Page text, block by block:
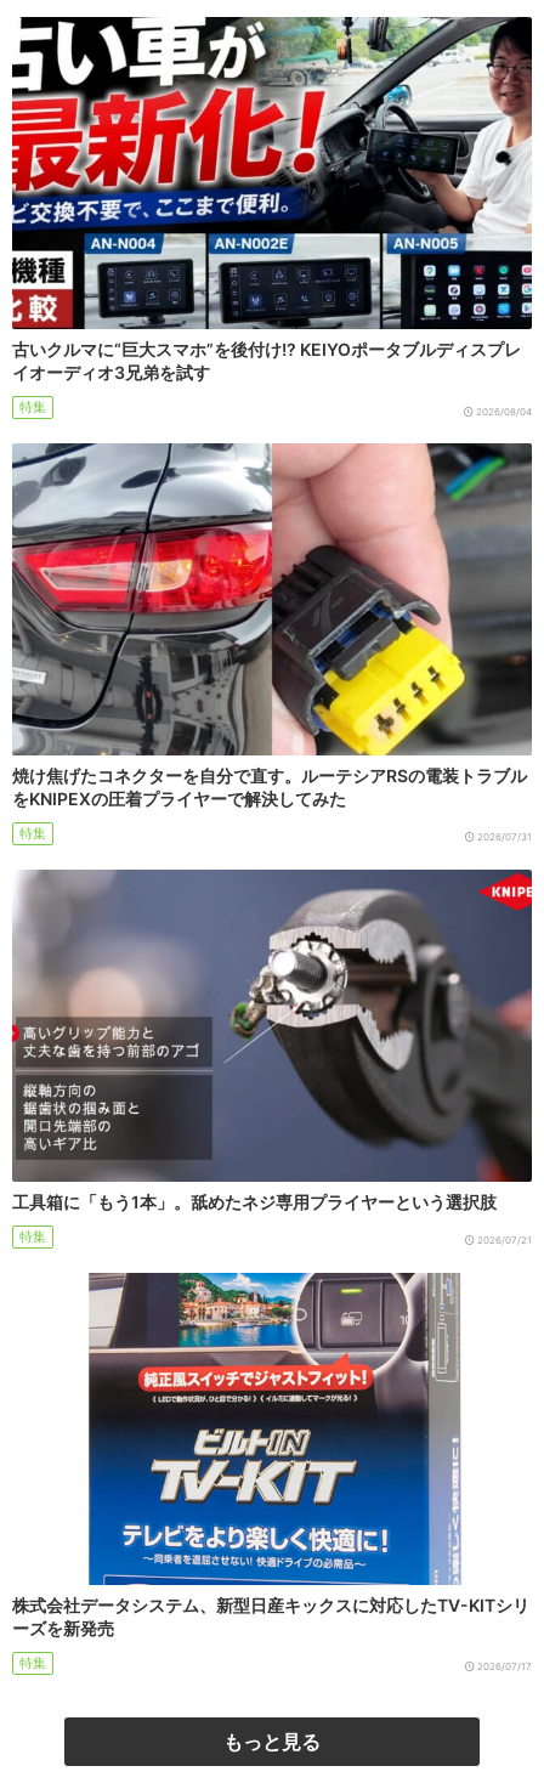
古いクルマに“巨大スマホ”を後付け!? KEIYOポータブルディスプレ
イオーディオ3兄弟を試す
特集 2026/08/04
焼け焦げたコネクターを自分で直す。ルーテシアRSの電装トラブル
をKNIPEXの圧着プライヤーで解決してみた
特集 2026/07/31
工具箱に「もう1本」。舐めたネジ専用プライヤーという選択肢
特集 2026/07/21
株式会社データシステム、新型日産キックスに対応したTV-KITシリ
ーズを新発売
特集 2026/07/17
もっと見る